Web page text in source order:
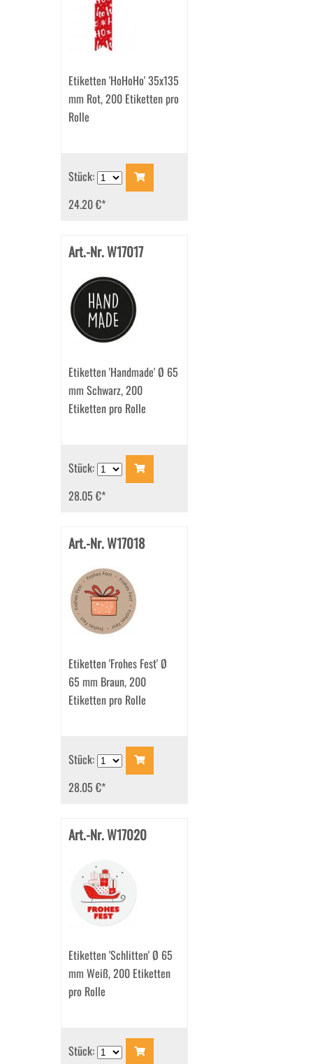
Etiketten 'HoHoHo' 35x135
mm Rot, 200 Etiketten pro
Rolle
Stück:
24.20 €*
Art.-Nr. W17017
Etiketten 'Handmade' Ø 65
mm Schwarz, 200
Etiketten pro Rolle
Stück:
28.05 €*
Art.-Nr. W17018
Etiketten 'Frohes Fest' Ø
65 mm Braun, 200
Etiketten pro Rolle
Stück:
28.05 €*
Art.-Nr. W17020
Etiketten 'Schlitten' Ø 65
mm Weiß, 200 Etiketten
pro Rolle
Stück: